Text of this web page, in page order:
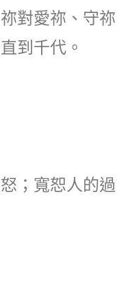
對愛祢、守祢
到千代。
；寬恕人的過